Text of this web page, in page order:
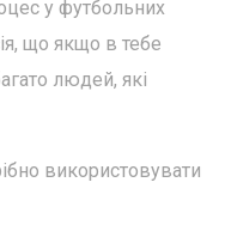
у футбольних
що якщо в тебе
людей, які
використовувати